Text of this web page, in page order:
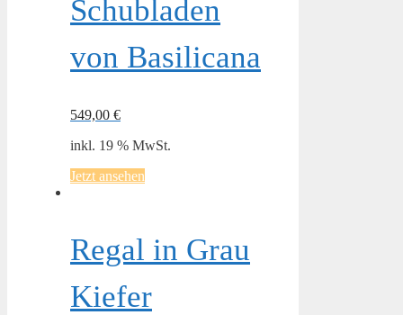
Schubladen
von Basilicana
549,00 €
inkl. 19 % MwSt.
Jetzt ansehen
Regal in Grau
Kiefer